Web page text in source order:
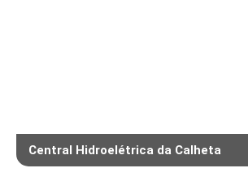
Central Hidroelétrica da Calheta